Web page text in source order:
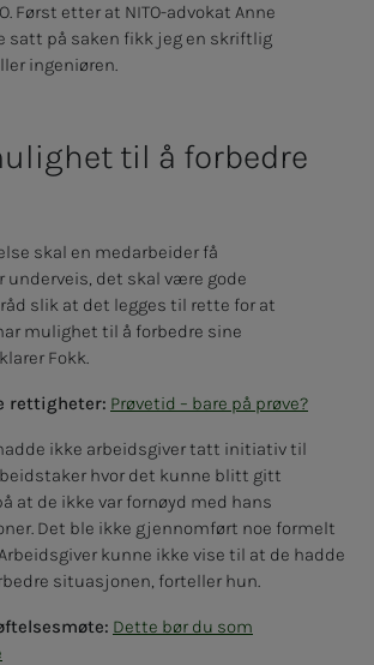
Først etter at NITO-advokat Anne
satt på saken fikk jeg en skriftlig
ingeniøren.
til å for­­­bed­­­re
skal en medarbeider få
det skal være gode
slik at det legges til rette for at
mulighet til å forbedre sine
Fokk.
rettigheter: Prøvetid – bare på prøve?
ikke arbeidsgiver tatt initiativ til
hvor det kunne blitt gitt
at de ikke var fornøyd med hans
Det ble ikke gjennomført noe formelt
kunne ikke vise til at de hadde
situasjonen, forteller hun.
Dette bør du som